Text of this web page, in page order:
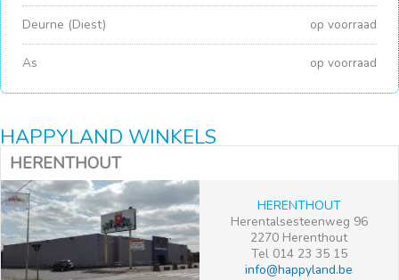
Deurne (Diest) op voorraad
As op voorraad
HAPPYLAND WINKELS
HERENTHOUT
HERENTHOUT
Herentalsesteenweg 96
2270 Herenthout
Tel 014 23 35 15
info@happyland.be